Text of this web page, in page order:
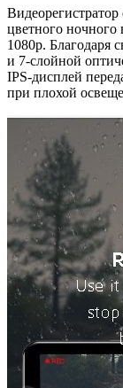
цветного ночного
1080p. Благодаря
и 7-слойной
IPS-дисплей
при плохой